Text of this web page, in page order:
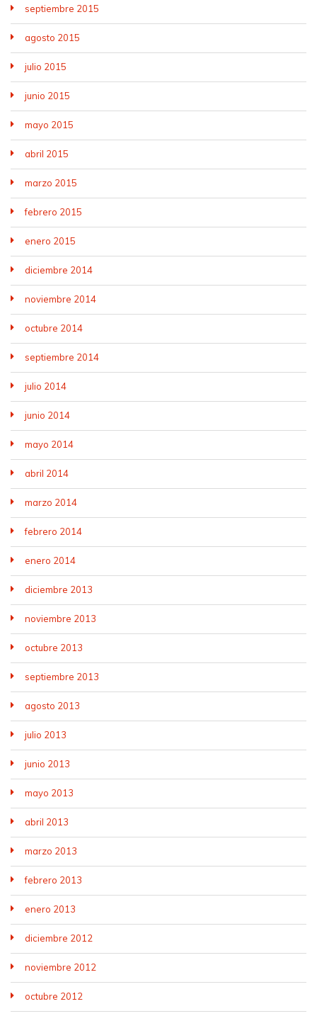
septiembre 2015
agosto 2015
julio 2015
junio 2015
mayo 2015
abril 2015
marzo 2015
febrero 2015
enero 2015
diciembre 2014
noviembre 2014
octubre 2014
septiembre 2014
julio 2014
junio 2014
mayo 2014
abril 2014
marzo 2014
febrero 2014
enero 2014
diciembre 2013
noviembre 2013
octubre 2013
septiembre 2013
agosto 2013
julio 2013
junio 2013
mayo 2013
abril 2013
marzo 2013
febrero 2013
enero 2013
diciembre 2012
noviembre 2012
octubre 2012